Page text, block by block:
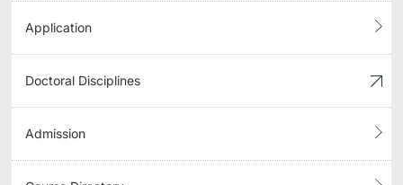
Application
Doctoral Disciplines
Admission